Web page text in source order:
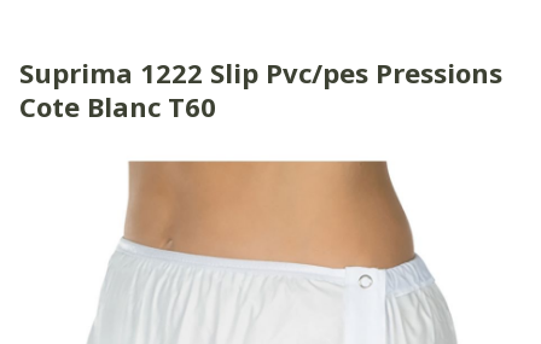
Suprima 1222 Slip Pvc/pes Pressions
Cote Blanc T60